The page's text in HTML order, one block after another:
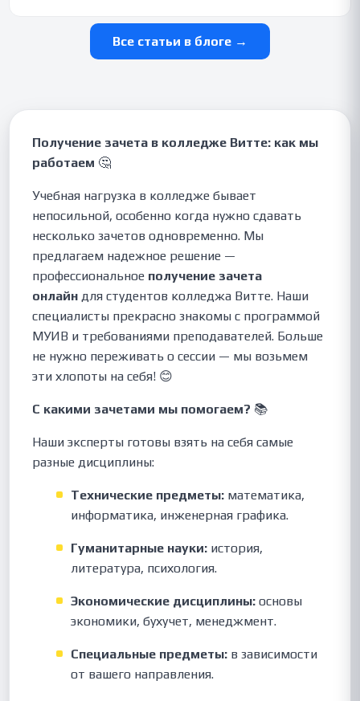
Все статьи в блоге →
Получение зачета в колледже Витте: как мы
работаем 🤔
Учебная нагрузка в колледже бывает
непосильной, особенно когда нужно сдавать
несколько зачетов одновременно. Мы
предлагаем надежное решение —
профессиональное получение зачета
онлайн для студентов колледжа Витте. Наши
специалисты прекрасно знакомы с программой
МУИВ и требованиями преподавателей. Больше
не нужно переживать о сессии — мы возьмем
эти хлопоты на себя! 😊
С какими зачетами мы помогаем? 📚
Наши эксперты готовы взять на себя самые
разные дисциплины:
Технические предметы: математика,
информатика, инженерная графика.
Гуманитарные науки: история,
литература, психология.
Экономические дисциплины: основы
экономики, бухучет, менеджмент.
Специальные предметы: в зависимости
от вашего направления.